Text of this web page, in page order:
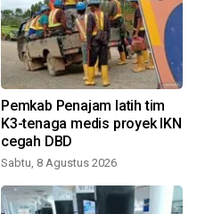
Pemkab Penajam latih tim
K3-tenaga medis proyek IKN
cegah DBD
Sabtu, 8 Agustus 2026